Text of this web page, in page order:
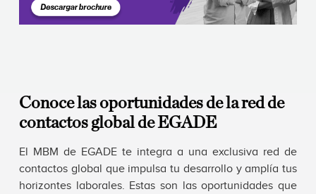
Conoce las oportunidades de la red de
contactos global de EGADE
El MBM de EGADE te integra a una exclusiva red de
contactos global que impulsa tu desarrollo y amplía tus
horizontes laborales. Estas son las oportunidades que